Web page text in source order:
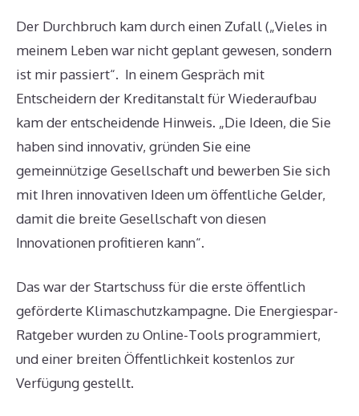
Der Durchbruch kam durch einen Zufall („Vieles in
meinem Leben war nicht geplant gewesen, sondern
ist mir passiert“. In einem Gespräch mit
Entscheidern der Kreditanstalt für Wiederaufbau
kam der entscheidende Hinweis. „Die Ideen, die Sie
haben sind innovativ, gründen Sie eine
gemeinnützige Gesellschaft und bewerben Sie sich
mit Ihren innovativen Ideen um öffentliche Gelder,
damit die breite Gesellschaft von diesen
Innovationen profitieren kann“.
Das war der Startschuss für die erste öffentlich
geförderte Klimaschutzkampagne. Die Energiespar-
Ratgeber wurden zu Online-Tools programmiert,
und einer breiten Öffentlichkeit kostenlos zur
Verfügung gestellt.